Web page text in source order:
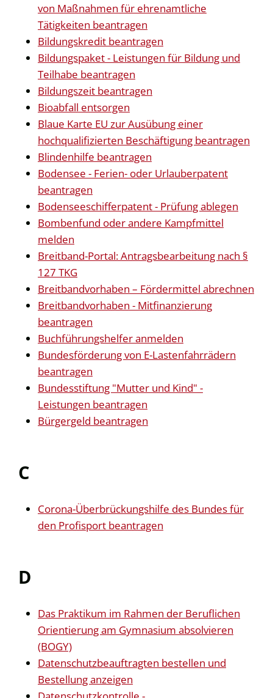
von Maßnahmen für ehrenamtliche
Tätigkeiten beantragen
Bildungskredit beantragen
Bildungspaket - Leistungen für Bildung und
Teilhabe beantragen
Bildungszeit beantragen
Bioabfall entsorgen
Blaue Karte EU zur Ausübung einer
hochqualifizierten Beschäftigung beantragen
Blindenhilfe beantragen
Bodensee - Ferien- oder Urlauberpatent
beantragen
Bodenseeschifferpatent - Prüfung ablegen
Bombenfund oder andere Kampfmittel
melden
Breitband-Portal: Antragsbearbeitung nach §
127 TKG
Breitbandvorhaben – Fördermittel abrechnen
Breitbandvorhaben - Mitfinanzierung
beantragen
Buchführungshelfer anmelden
Bundesförderung von E-Lastenfahrrädern
beantragen
Bundesstiftung "Mutter und Kind" -
Leistungen beantragen
Bürgergeld beantragen
C
Corona-Überbrückungshilfe des Bundes für
den Profisport beantragen
D
Das Praktikum im Rahmen der Beruflichen
Orientierung am Gymnasium absolvieren
(BOGY)
Datenschutzbeauftragten bestellen und
Bestellung anzeigen